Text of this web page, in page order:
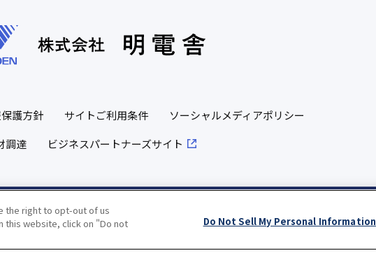
護方針 サイトご利用条件
ソーシャルメディアポリシー
調達
ビジネスパートナーズサイト
MEIDENSHA CORPORATION All Rights Reserved.
the right to opt-out of us
this website, click on "Do not
Do Not Sell My Personal Information